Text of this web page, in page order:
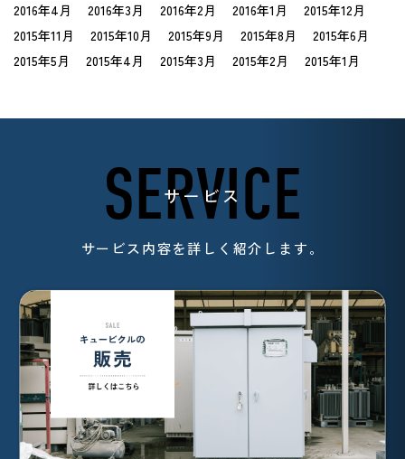
2016年4月
2016年3月 2016年2月 2016年1月
2015年12月
2015年11月
2015年10月 2015年9月 2015年8月
2015年6月
2015年5月
2015年4月 2015年3月 2015年2月 2015年1月
SERVICE
サービス
サービス内容を詳しく紹介します。